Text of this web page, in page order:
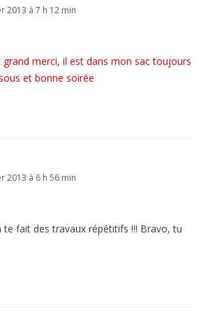
2013 à 7 h 12 min
merci, il est dans mon sac toujours
et bonne soirée
2013 à 6 h 56 min
te fait des travaux répétitifs !!! Bravo, tu